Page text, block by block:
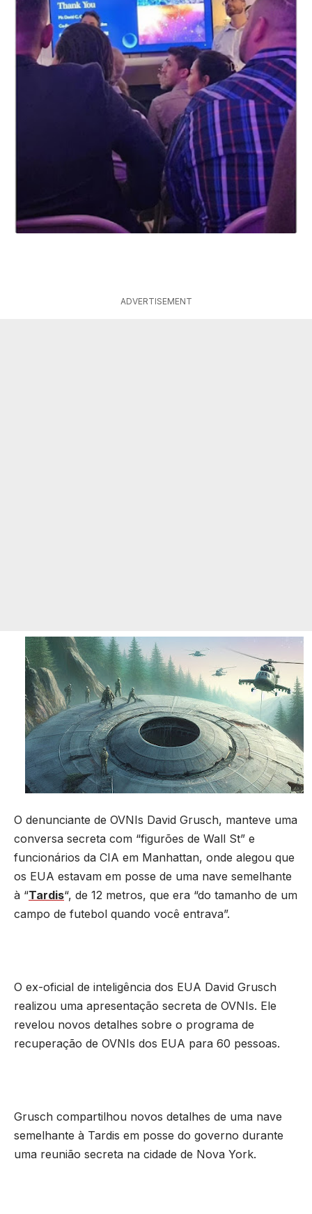
ADVERTISEMENT
O denunciante de OVNIs David Grusch, manteve uma
conversa secreta com “figurões de Wall St” e
funcionários da CIA em Manhattan, onde alegou que
os EUA estavam em posse de uma nave semelhante
à “Tardis“, de 12 metros, que era “do tamanho de um
campo de futebol quando você entrava”.
O ex-oficial de inteligência dos EUA David Grusch
realizou uma apresentação secreta de OVNIs. Ele
revelou novos detalhes sobre o programa de
recuperação de OVNIs dos EUA para 60 pessoas.
Grusch compartilhou novos detalhes de uma nave
semelhante à Tardis em posse do governo durante
uma reunião secreta na cidade de Nova York.